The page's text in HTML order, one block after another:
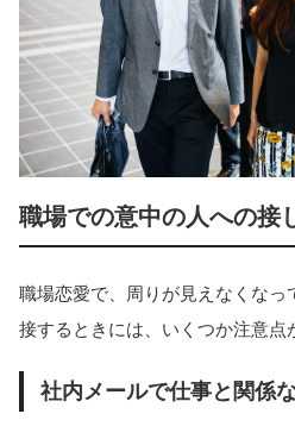
職場での意中の人への接
職場恋愛で、周りが見えなくなっ
接するときには、いくつか注意点
社内メールで仕事と関係